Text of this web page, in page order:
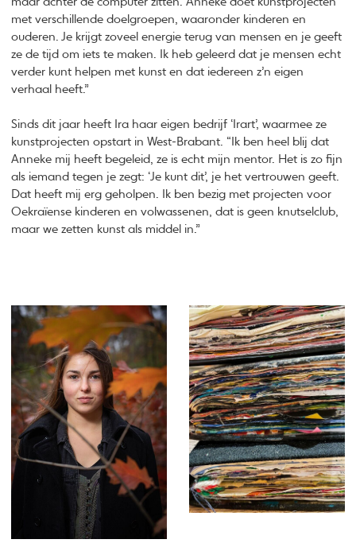
met verschillende doelgroepen, waaronder kinderen en
ouderen. Je krijgt zoveel energie terug van mensen en je geeft
ze de tijd om iets te maken. Ik heb geleerd dat je mensen echt
verder kunt helpen met kunst en dat iedereen z’n eigen
verhaal heeft.”
Sinds dit jaar heeft Ira haar eigen bedrijf ‘Irart’, waarmee ze
kunstprojecten opstart in West-Brabant. “Ik ben heel blij dat
Anneke mij heeft begeleid, ze is echt mijn mentor. Het is zo fijn
als iemand tegen je zegt: ‘Je kunt dit’, je het vertrouwen geeft.
Dat heeft mij erg geholpen. Ik ben bezig met projecten voor
Oekraïense kinderen en volwassenen, dat is geen knutselclub,
maar we zetten kunst als middel in.”